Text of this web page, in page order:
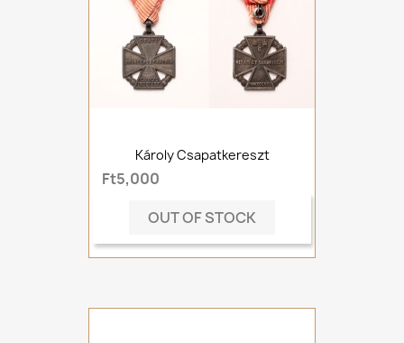
Károly Csapatkereszt
Ft5,000
OUT OF STOCK